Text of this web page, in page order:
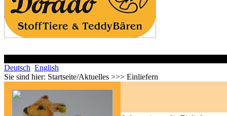
Deutsch English
Sie sind hier: Startseite/Aktuelles >>> Einliefern